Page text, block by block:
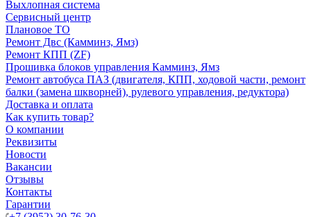
Выхлопная система
Сервисный центр
Плановое ТО
Ремонт Двс (Камминз, Ямз)
Ремонт КПП (ZF)
Прошивка блоков управления Камминз, Ямз
Ремонт автобуса ПАЗ (двигателя, КПП, ходовой части, ремонт
балки (замена шкворней), рулевого управления, редуктора)
Доставка и оплата
Как купить товар?
О компании
Реквизиты
Новости
Вакансии
Отзывы
Контакты
Гарантии